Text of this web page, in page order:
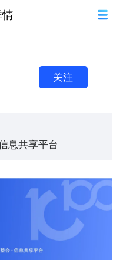
关注
息共享平台